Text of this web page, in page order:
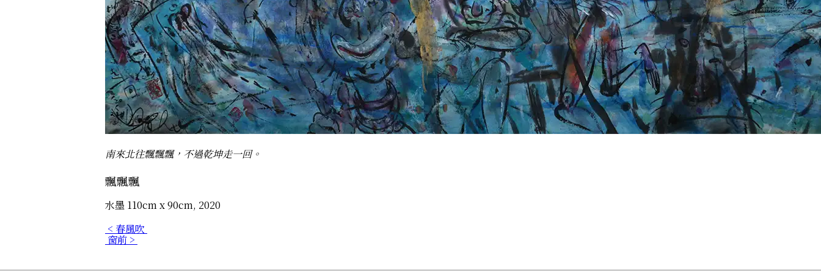
南來北往飄飄飄，不過乾坤走一回。
飄飄飄
水墨 110cm x 90cm, 2020
< 春風吹
窗前 >